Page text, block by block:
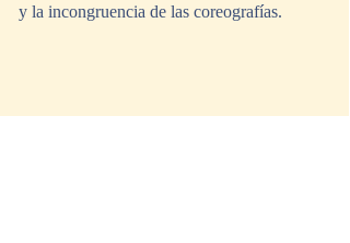
y la incongruencia de las coreografías.